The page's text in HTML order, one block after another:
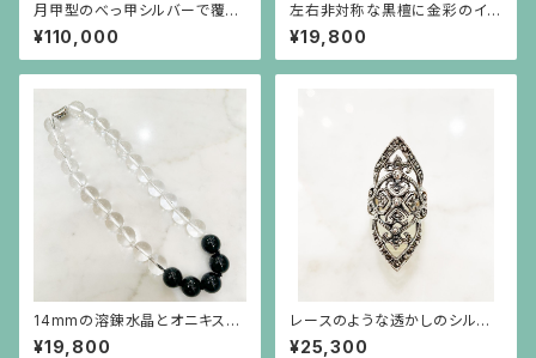
月甲型のべっ甲シルバーで覆輪
したトルコ石のボリュームリング
（15～16号の方用）
¥110,000
左右非対称な黒檀に金彩のイヤ
リング
¥19,800
14mmの溶錬水晶とオニキスの
ネックレス
¥19,800
レースのような透かしのシルバ
ーリング
¥25,300